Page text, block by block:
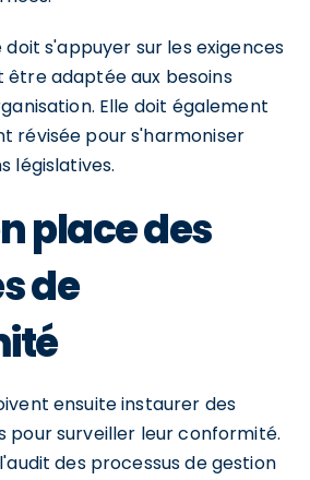
s'appuyer sur les exigences
adaptée aux besoins
Elle doit également
révisée pour s'harmoniser
législatives.
place des
de
ensuite instaurer des
pour surveiller leur conformité.
des processus de gestion